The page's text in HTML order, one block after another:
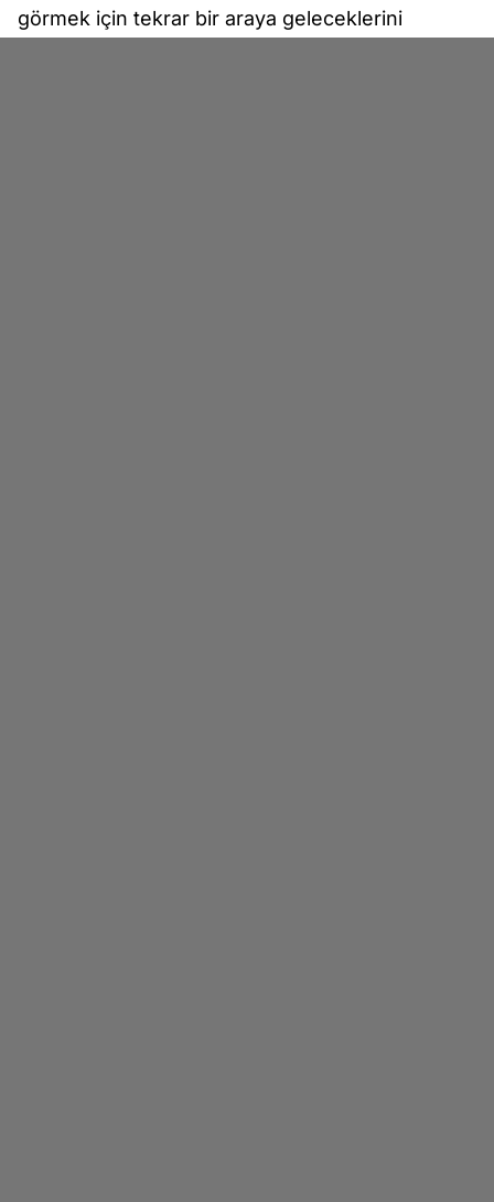
görmek için tekrar bir araya geleceklerini